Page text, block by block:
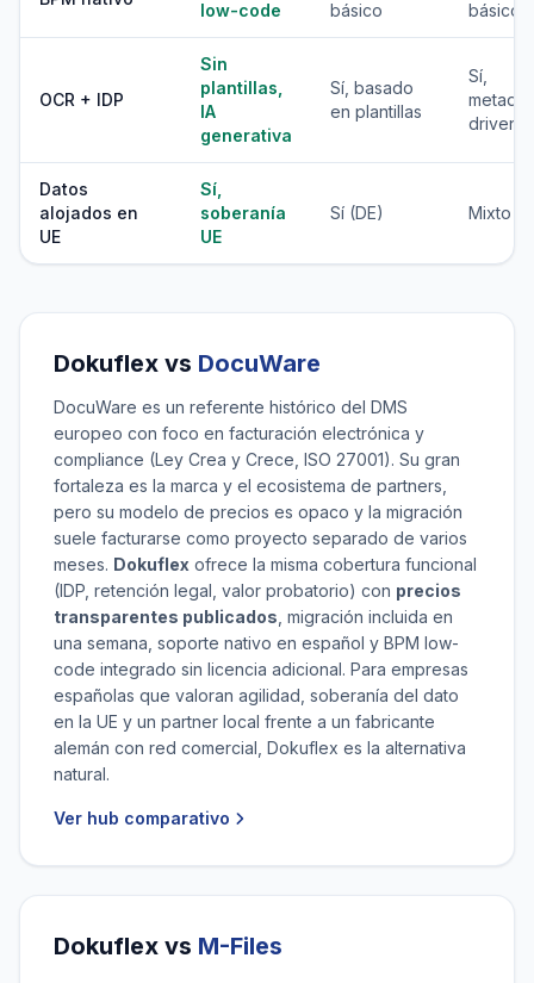
low-code
básico
básico
OCR + IDP
Sin
plantillas,
IA
generativa
Sí, basado
en plantillas
Sí,
driven
Datos
alojados en
UE
Sí,
soberanía
UE
Sí (DE) Mixto
Dokuflex vs DocuWare
DocuWare es un referente histórico del DMS
europeo con foco en facturación electrónica y
compliance (Ley Crea y Crece, ISO 27001). Su gran
fortaleza es la marca y el ecosistema de partners,
pero su modelo de precios es opaco y la migración
suele facturarse como proyecto separado de varios
meses. Dokuflex ofrece la misma cobertura funcional
(IDP, retención legal, valor probatorio) con precios
transparentes publicados , migración incluida en
una semana, soporte nativo en español y BPM low-
code integrado sin licencia adicional. Para empresas
españolas que valoran agilidad, soberanía del dato
en la UE y un partner local frente a un fabricante
alemán con red comercial, Dokuflex es la alternativa
natural.
Ver hub comparativo
Dokuflex vs M-Files